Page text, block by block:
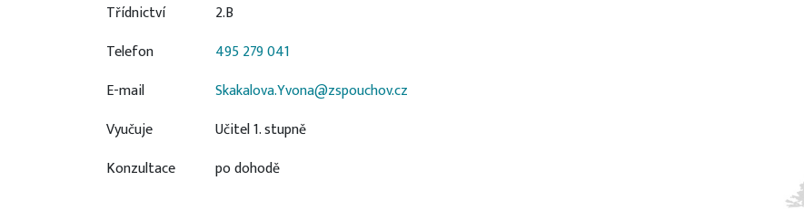
Třídnictví
2.B
Telefon
495 279 041
E-mail
Skakalova.Yvona@zspouchov.cz
Vyučuje
Učitel 1. stupně
Konzultace
po dohodě